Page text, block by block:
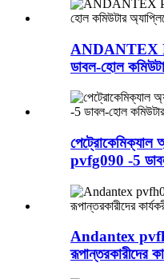
ANDANTEX
ডাবল-হোল
pvfg090 -5
Andantex
রূপান্তরকারীদের